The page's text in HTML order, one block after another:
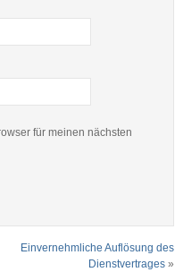
für meinen nächsten
Einvernehmliche Auflösung des
Dienstvertrages »